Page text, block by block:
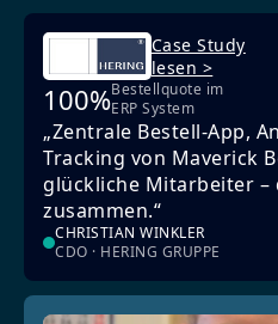
Case Study
lesen >
100%Bestellquote im
ERP System
„Zentrale Bestell-App,
Tracking von Maverick
glückliche Mitarbeiter –
zusammen.“
CHRISTIAN WINKLER
CDO · HERING GRUPPE